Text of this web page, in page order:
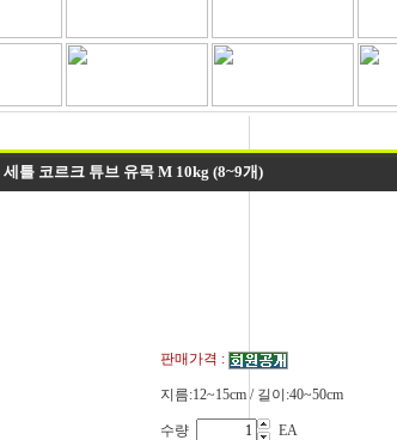
세틀 코르크 튜브 유목 M 10kg (8~9개)
판매가격 :
지름:12~15cm / 길이:40~50cm
수량
EA